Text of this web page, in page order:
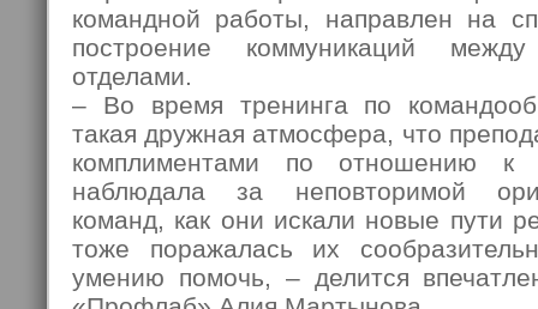
командной работы, направлен на
построение коммуникаций
отделами.
– Во время тренинга по
такая дружная атмосфера, что
комплиментами по отношению
наблюдала за неповторимой
команд, как они искали новые пути
тоже поражалась их
умению помочь, – делится